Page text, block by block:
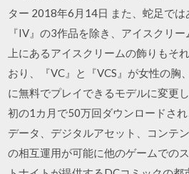
ター 2018年6月14日 また、蛇足では
『IV』の3作品を除き、アイスクリ
上にあるアイスクリームの飾りもそ
おり、『VC』と『VCS』が女性の
に無料でプレイできるモデルに変更
初の1カ月で50万回ダウンロードさ
データ、デジタルアセット、コンテ
の相互運用が可能に他のゲームでの